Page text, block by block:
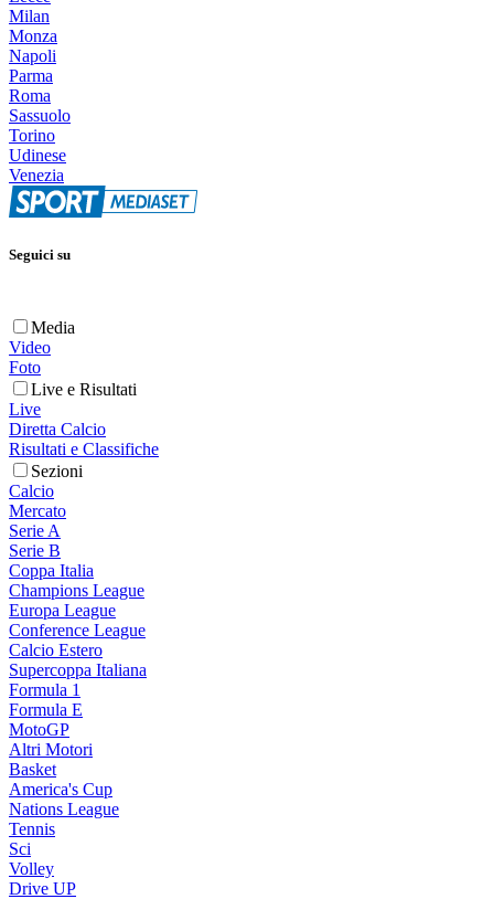
Milan
Monza
Napoli
Parma
Roma
Sassuolo
Torino
Udinese
Venezia
Seguici su
Media
Video
Foto
Live e Risultati
Live
Diretta Calcio
Risultati e Classifiche
Sezioni
Calcio
Mercato
Serie A
Serie B
Coppa Italia
Champions League
Europa League
Conference League
Calcio Estero
Supercoppa Italiana
Formula 1
Formula E
MotoGP
Altri Motori
Basket
America's Cup
Nations League
Tennis
Sci
Volley
Drive UP